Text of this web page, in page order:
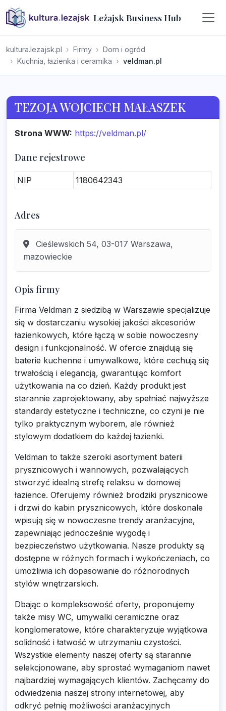
Leżajsk Business Hub
kultura.lezajsk.pl Firmy
Dom i ogród
Kuchnia, łazienka i ceramika
veldman.pl
TEZOJA WOJCIECH MAŁASZEK
Strona WWW: https://veldman.pl/
Dane rejestrowe
NIP 1180642343
Adres
Cieślewskich 54, 03-017 Warszawa,
mazowieckie
Opis firmy
Firma Veldman z siedzibą w Warszawie specjalizuje
się w dostarczaniu wysokiej jakości akcesoriów
łazienkowych, które łączą w sobie nowoczesny
design i funkcjonalność. W ofercie znajdują się
baterie kuchenne i umywalkowe, które cechują się
trwałością i elegancją, gwarantując komfort
użytkowania na co dzień. Każdy produkt jest
starannie zaprojektowany, aby spełniać najwyższe
standardy estetyczne i techniczne, co czyni je nie
tylko praktycznym wyborem, ale również
stylowym dodatkiem do każdej łazienki.
Veldman to także szeroki asortyment baterii
prysznicowych i wannowych, pozwalających
stworzyć idealną strefę relaksu w domowej
łazience. Oferujemy również brodziki prysznicowe
i drzwi do kabin prysznicowych, które doskonale
wpisują się w nowoczesne trendy aranżacyjne,
zapewniając jednocześnie wygodę i
bezpieczeństwo użytkowania. Nasze produkty są
dostępne w różnych formach i wykończeniach, co
umożliwia ich dopasowanie do różnorodnych
stylów wnętrzarskich.
Dbając o kompleksowość oferty, proponujemy
także misy WC, umywalki ceramiczne oraz
konglomeratowe, które charakteryzuje wyjątkowa
solidność i łatwość w utrzymaniu czystości.
Wszystkie elementy naszej oferty są starannie
selekcjonowane, aby sprostać wymaganiom nawet
najbardziej wymagających klientów. Zachęcamy do
odwiedzenia naszej strony internetowej, aby
odkryć pełnię możliwości aranżacyjnych